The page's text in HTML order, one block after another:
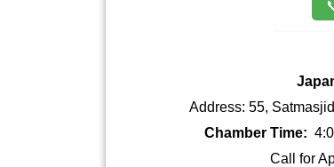
Address: 55,
Chamber Time:
Call for